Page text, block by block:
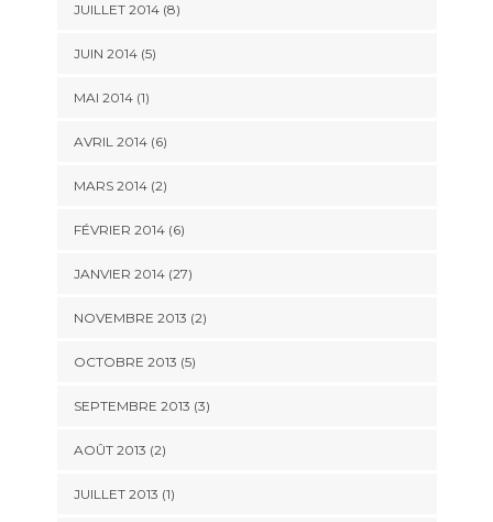
JUILLET 2014 (8)
JUIN 2014 (5)
MAI 2014 (1)
AVRIL 2014 (6)
MARS 2014 (2)
FÉVRIER 2014 (6)
JANVIER 2014 (27)
NOVEMBRE 2013 (2)
OCTOBRE 2013 (5)
SEPTEMBRE 2013 (3)
AOÛT 2013 (2)
JUILLET 2013 (1)